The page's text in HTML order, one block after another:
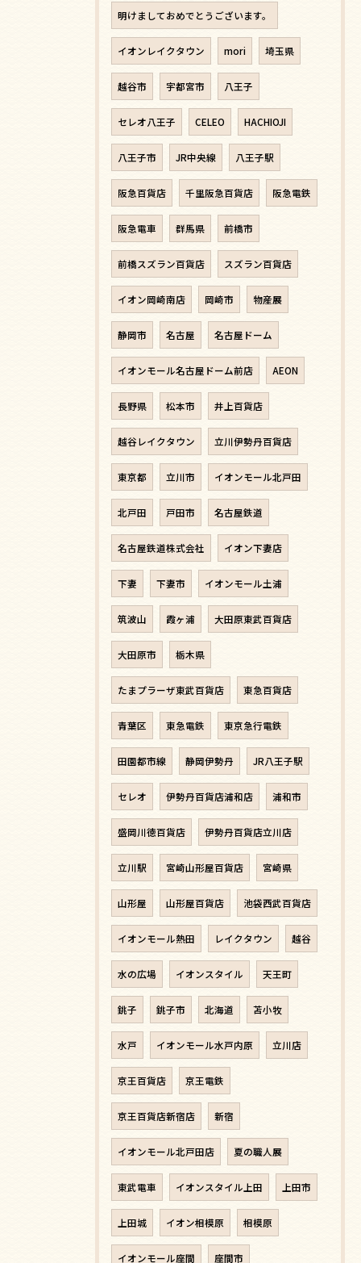
明けましておめでとうございます。
イオンレイクタウン mori 埼玉県
越谷市 宇都宮市 八王子
セレオ八王子 CELEO HACHIOJI
八王子市 JR中央線 八王子駅
阪急百貨店 千里阪急百貨店 阪急電鉄
阪急電車 群馬県 前橋市
前橋スズラン百貨店 スズラン百貨店
イオン岡崎南店 岡崎市 物産展
静岡市 名古屋 名古屋ドーム
イオンモール名古屋ドーム前店 AEON
長野県 松本市 井上百貨店
越谷レイクタウン 立川伊勢丹百貨店
東京都 立川市 イオンモール北戸田
北戸田 戸田市 名古屋鉄道
名古屋鉄道株式会社 イオン下妻店
下妻 下妻市 イオンモール土浦
筑波山 霞ヶ浦 大田原東武百貨店
大田原市 栃木県
たまプラーザ東武百貨店 東急百貨店
青葉区 東急電鉄 東京急行電鉄
田園都市線 静岡伊勢丹 JR八王子駅
セレオ 伊勢丹百貨店浦和店 浦和市
盛岡川徳百貨店 伊勢丹百貨店立川店
立川駅 宮崎山形屋百貨店 宮崎県
山形屋 山形屋百貨店 池袋西武百貨店
イオンモール熱田 レイクタウン 越谷
水の広場 イオンスタイル 天王町
銚子 銚子市 北海道 苫小牧
水戸 イオンモール水戸内原 立川店
京王百貨店 京王電鉄
京王百貨店新宿店 新宿
イオンモール北戸田店 夏の職人展
東武電車 イオンスタイル上田 上田市
上田城 イオン相模原 相模原
イオンモール座間 座間市